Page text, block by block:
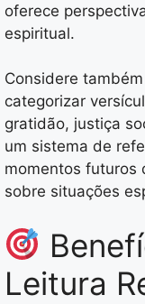
oferece
espiritual.
Considere
categorizar
gratidão, justiça
um sistema de
momentos futuros
sobre situações
Leitura